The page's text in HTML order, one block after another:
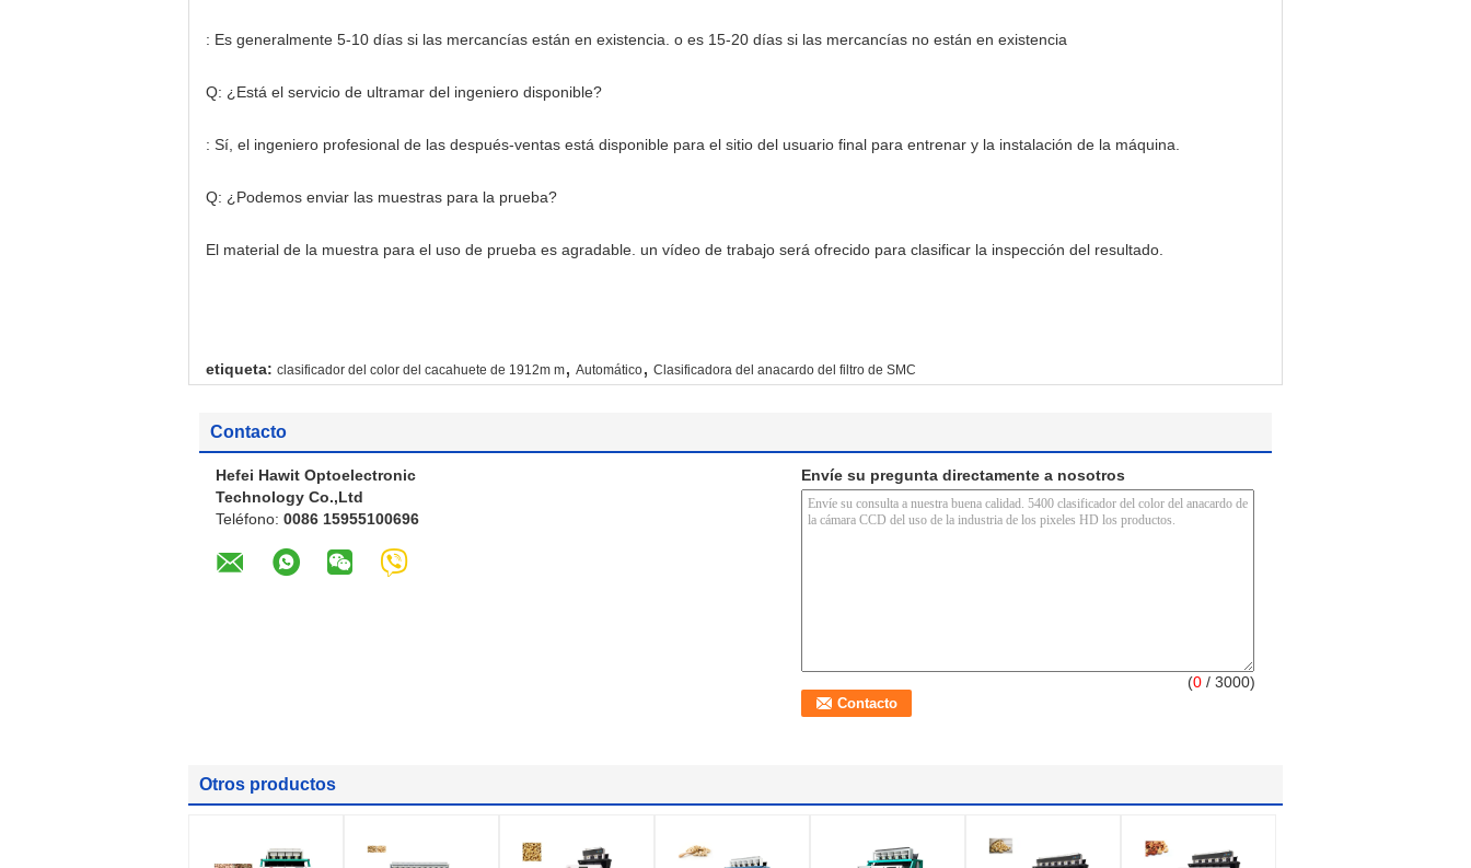
: Es generalmente 5-10 días si las mercancías están en existencia. o es 15-20 días si las mercancías no están en existencia
Q: ¿Está el servicio de ultramar del ingeniero disponible?
: Sí, el ingeniero profesional de las después-ventas está disponible para el sitio del usuario final para entrenar y la instalación de la máquina.
Q: ¿Podemos enviar las muestras para la prueba?
El material de la muestra para el uso de prueba es agradable. un vídeo de trabajo será ofrecido para clasificar la inspección del resultado.
etiqueta: clasificador del color del cacahuete de 1912m m, Automático, Clasificadora del anacardo del filtro de SMC
Contacto
Hefei Hawit Optoelectronic
Technology Co.,Ltd
Teléfono: 0086 15955100696
Envíe su pregunta directamente a nosotros
(0 / 3000)
Otros productos